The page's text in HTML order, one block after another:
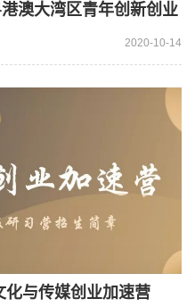
澳大湾区青年创新创业
2020-10-14
化与传媒创业加速营